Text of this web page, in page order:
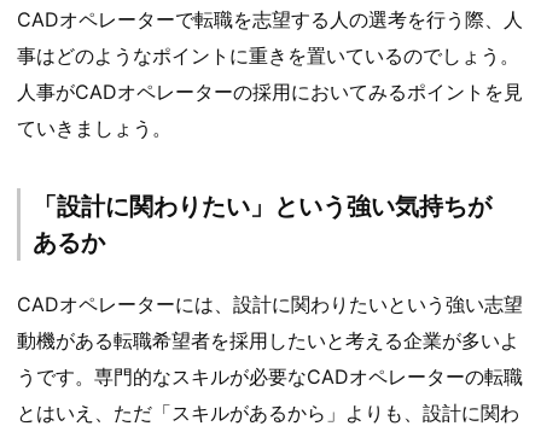
CADオペレーターで転職を志望する人の選考を行う際、人
事はどのようなポイントに重きを置いているのでしょう。
人事がCADオペレーターの採用においてみるポイントを見
ていきましょう。
「設計に関わりたい」という強い気持ちが
あるか
CADオペレーターには、設計に関わりたいという強い志望
動機がある転職希望者を採用したいと考える企業が多いよ
うです。専門的なスキルが必要なCADオペレーターの転職
とはいえ、ただ「スキルがあるから」よりも、設計に関わ